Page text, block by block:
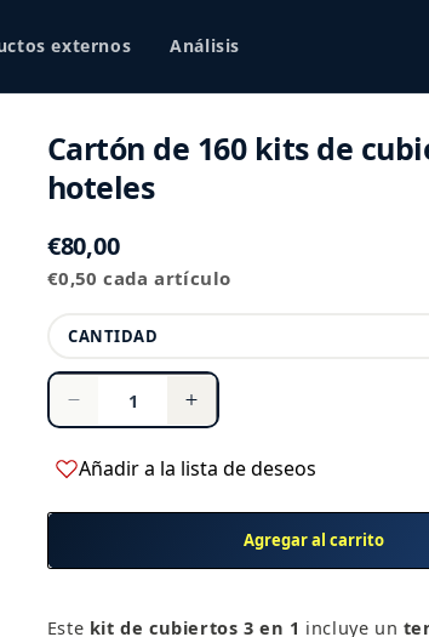
externos Análisis
Cartón de 160 kits de
hoteles
Precio
habitual
€80,00
Precio
€0,50 cada artículo
Cantidad
CANTIDAD
Reducir
para
Aumentar
para
Añadir a la lista de deseos
Agregar al carrito
Este kit de cubiertos 3 en 1 incluye un